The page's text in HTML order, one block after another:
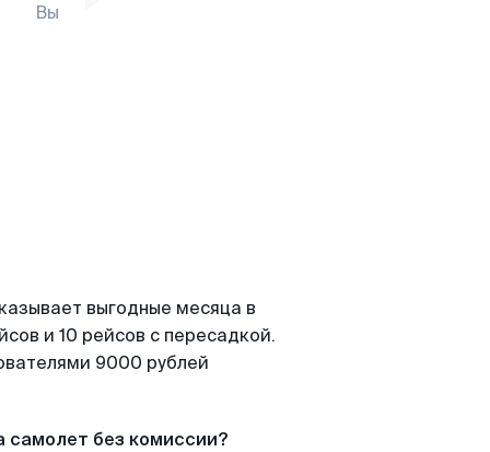
Вы
выгодные месяца в
и 10 рейсов с пересадкой.
9000 рублей
самолет без комиссии?